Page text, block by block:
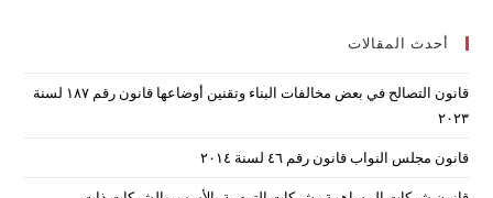
أحدث المقالات
قانون التصالح في بعض مخالفات البناء وتقنين أوضاعها قانون رقم ۱۸۷ لسنة
۲۰۲۳
قانون مجلس النواب قانون رقم ٤٦ لسنة ٢٠١٤